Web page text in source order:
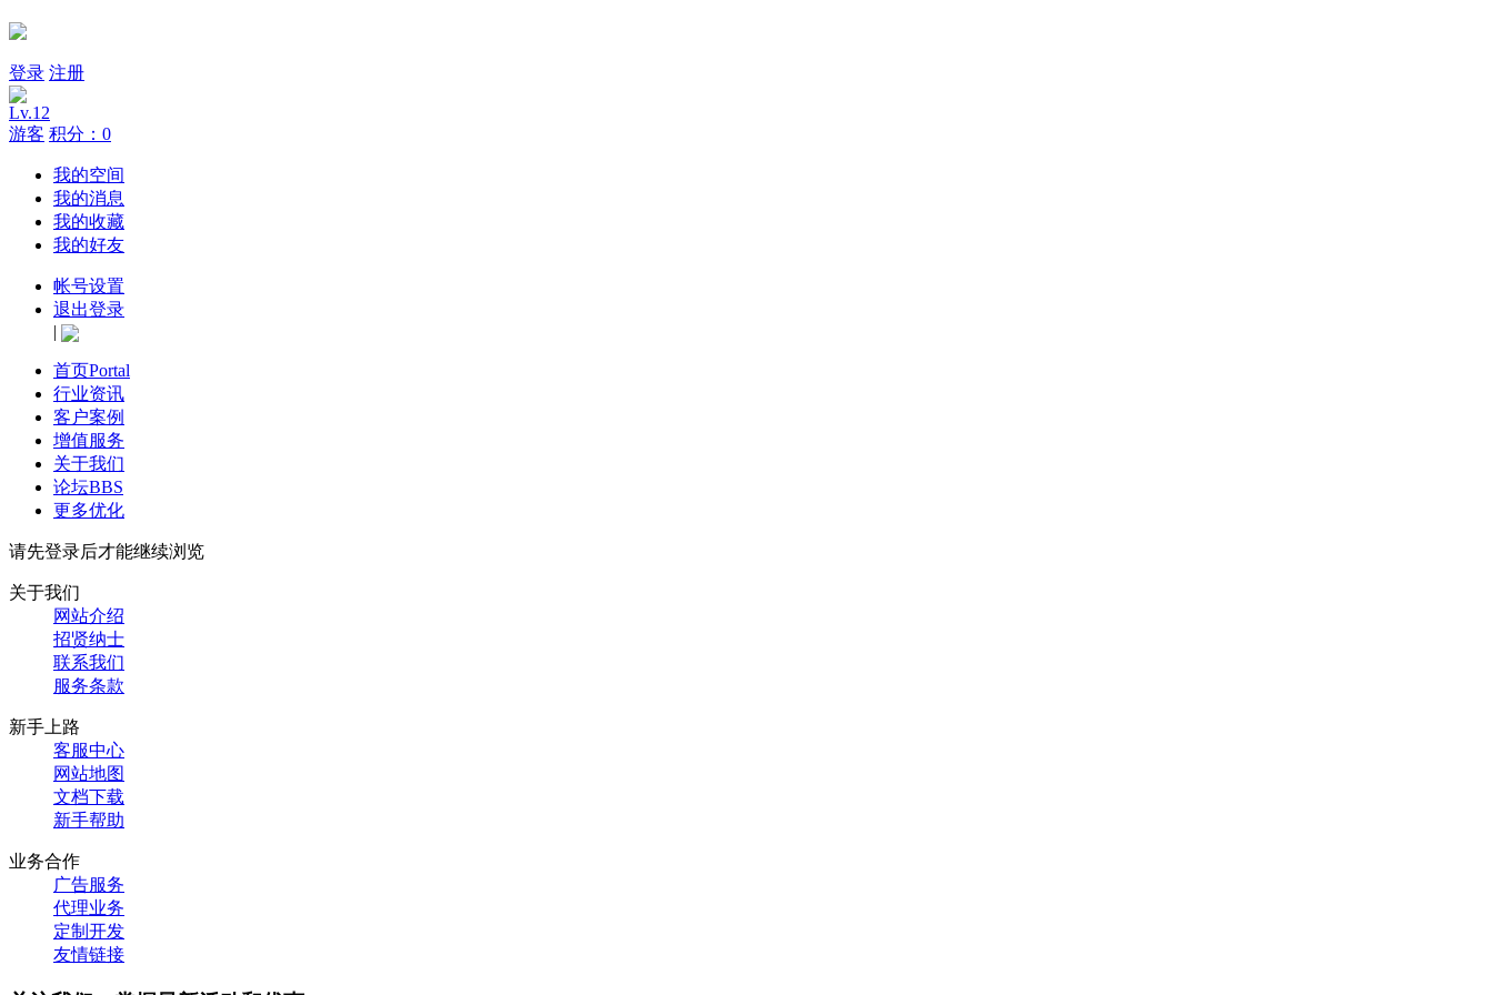
登录 注册
Lv.12
游客 积分：0
我的空间
我的消息
我的收藏
我的好友
帐号设置
退出登录
|
首页Portal
行业资讯
客户案例
增值服务
关于我们
论坛BBS
更多优化
请先登录后才能继续浏览
关于我们
网站介绍
招贤纳士
联系我们
服务条款
新手上路
客服中心
网站地图
文档下载
新手帮助
业务合作
广告服务
代理业务
定制开发
友情链接